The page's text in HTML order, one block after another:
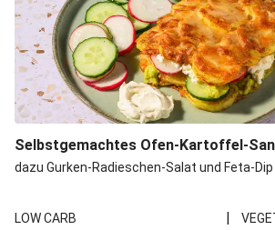
Selbstgemachtes Ofen-Kartoffel-
dazu Gurken-Radieschen-Salat und Feta-Dip
LOW CARB |